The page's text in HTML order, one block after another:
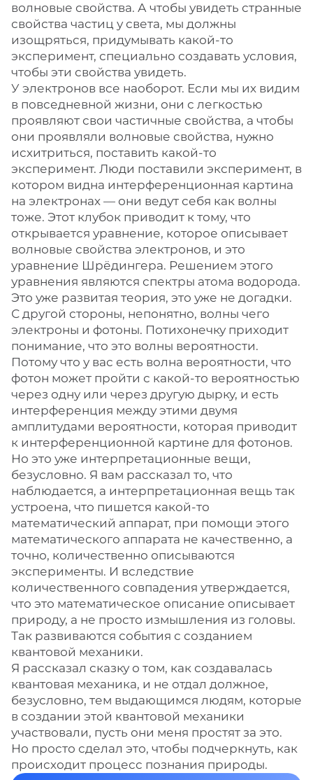
волновые свойства. А чтобы увидеть странные
свойства частиц у света, мы должны
изощряться, придумывать какой-то
эксперимент, специально создавать условия,
чтобы эти свойства увидеть.
У электронов все наоборот. Если мы их видим
в повседневной жизни, они с легкостью
проявляют свои частичные свойства, а чтобы
они проявляли волновые свойства, нужно
исхитриться, поставить какой-то
эксперимент. Люди поставили эксперимент, в
котором видна интерференционная картина
на электронах ― они ведут себя как волны
тоже. Этот клубок приводит к тому, что
открывается уравнение, которое описывает
волновые свойства электронов, и это
уравнение Шрёдингера. Решением этого
уравнения являются спектры атома водорода.
Это уже развитая теория, это уже не догадки.
С другой стороны, непонятно, волны чего
электроны и фотоны. Потихонечку приходит
понимание, что это волны вероятности.
Потому что у вас есть волна вероятности, что
фотон может пройти с какой-то вероятностью
через одну или через другую дырку, и есть
интерференция между этими двумя
амплитудами вероятности, которая приводит
к интерференционной картине для фотонов.
Но это уже интерпретационные вещи,
безусловно. Я вам рассказал то, что
наблюдается, а интерпретационная вещь так
устроена, что пишется какой-то
математический аппарат, при помощи этого
математического аппарата не качественно, а
точно, количественно описываются
эксперименты. И вследствие
количественного совпадения утверждается,
что это математическое описание описывает
природу, а не просто измышления из головы.
Так развиваются события с созданием
квантовой механики.
Я рассказал сказку о том, как создавалась
квантовая механика, и не отдал должное,
безусловно, тем выдающимся людям, которые
в создании этой квантовой механики
участвовали, пусть они меня простят за это.
Но просто сделал это, чтобы подчеркнуть, как
происходит процесс познания природы.